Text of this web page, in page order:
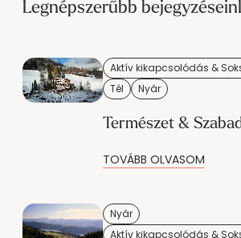
Legnépszerűbb
Aktív kikapcsolódás &
Tél
Nyár
Természet &
TOVÁBB OLVASOM
Nyár
Aktív kikapcsolódás &